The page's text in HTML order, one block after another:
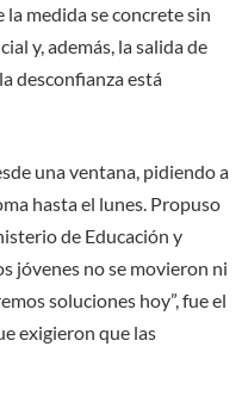
medida se concrete sin
y, además, la salida de
desconfianza está
una ventana, pidiendo a
hasta el lunes. Propuso
de Educación y
jóvenes no se movieron ni
soluciones hoy”, fue el
exigieron que las